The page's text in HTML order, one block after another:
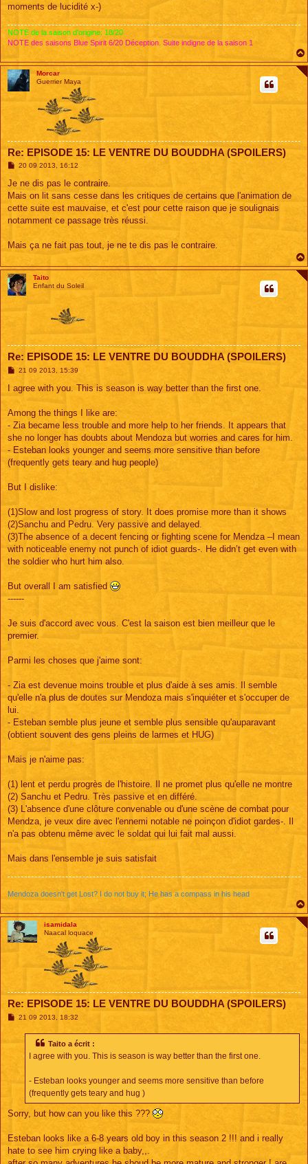
moments de lucidité x-)
NOTE de la saison d'origine: 18/20
NOTE des saisons Blue Spirit 6/20 Déception. Suite indigne de la saison 1
Morcar
Guerrier Maya
Re: EPISODE 15: LE VENTRE DU BOUDDHA (SPOILERS)
M
s
a
g
20 09 2013, 16:12
Je ne dis pas le contraire.
Mais on lit sans cesse dans les critiques de certains que l'animation de
cette suite est mauvaise, et c'est pour cette raison que je soulignais
notamment ce passage très réussi.
Mais ça ne fait pas tout, je ne te dis pas le contraire.
Taito
Enfant du Soleil
Re: EPISODE 15: LE VENTRE DU BOUDDHA (SPOILERS)
M
s
s
g
21 09 2013, 15:39
I agree with you. This is season is way better than the first one.
Among the things I like are:
- Zia became less trouble and more help to her friends. It appears that
she no longer has doubts about Mendoza but worries and cares for him.
- Esteban looks younger and seems more sensitive than before
(frequently gets teary and hug people)
But I dislike:
(1)Slow and lost progress of story. It does promise more than it shows
(2)Sanchu and Pedru. Very passive and delayed.
(3)The absence of a decent fencing or fighting scene for Mendza –I mean
with noticeable enemy not punch of idiot guards-. He didn’t get even with
the soldier who hurt him also.
But overall I am satisfied
------
Je suis d'accord avec vous. C'est la saison est bien meilleur que le
premier.
Parmi les choses que j'aime sont:
- Zia est devenue moins trouble et plus d'aide à ses amis. Il semble
qu'elle n'a plus de doutes sur Mendoza mais s'inquiéter et s'occuper de
lui.
- Esteban semble plus jeune et semble plus sensible qu'auparavant
(obtient souvent des gens pleins de larmes et HUG)
Mais je n'aime pas:
(1) lent et perdu progrès de l'histoire. Il ne promet plus qu'elle ne montre
(2) Sanchu et Pedru. Très passive et en différé.
(3) L'absence d'une clôture convenable ou d'une scène de combat pour
Mendza, je veux dire avec l'ennemi notable ne poinçon d'idiot gardes-. Il
n'a pas obtenu même avec le soldat qui lui fait mal aussi.
Mais dans l'ensemble je suis satisfait
Mendoza doesn't get Lost? I do not buy it; He has a compass in his head
isamidala
Naacal loquace
Re: EPISODE 15: LE VENTRE DU BOUDDHA (SPOILERS)
M21 09 2013, 18:32
Taito a écrit :
I agree with you. This is season is way better than the first one.
- Esteban looks younger and seems more sensitive than before
(frequently gets teary and hug )
Sorry, but how can you like this ???
Esteban looks like a 6-8 years old boy in this season 2 !!! and i really
hate to see him crying like a baby,,.